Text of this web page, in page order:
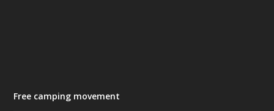
Free camping movement